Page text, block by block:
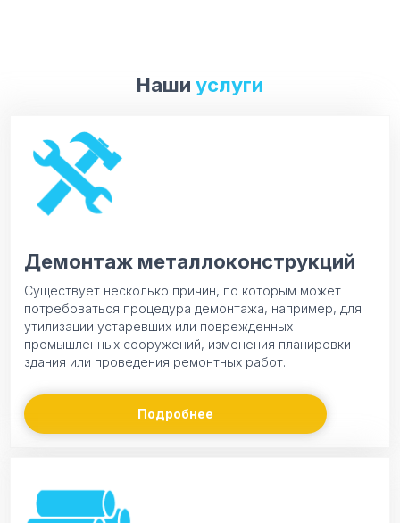
Наши услуги
Демонтаж металлоконструкций
Существует несколько причин, по которым может
потребоваться процедура демонтажа, например, для
утилизации устаревших или поврежденных
промышленных сооружений, изменения планировки
здания или проведения ремонтных работ.
Подробнее